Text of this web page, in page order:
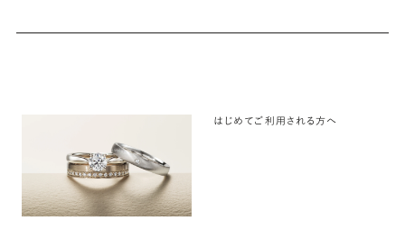
はじめてご利用される方へ